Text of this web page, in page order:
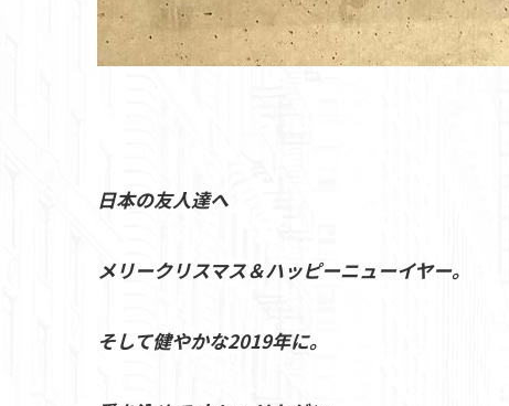
日本の友人達へ
メリークリスマス＆ハッピーニューイヤー。
そして健やかな2019年に。